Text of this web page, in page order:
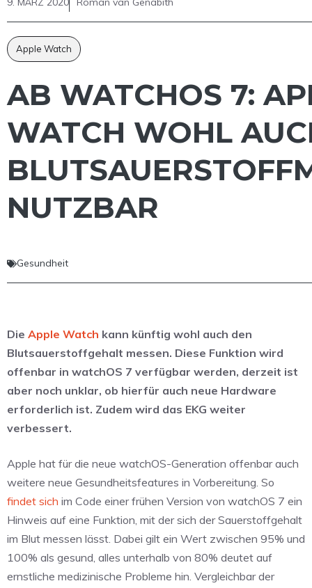
Apple Watch
AB WATCHOS 7:
WATCH WOHL
NUTZBAR
Gesundheit
Die Apple Watch kann künftig wohl auch den
Blutsauerstoffgehalt messen. Diese Funktion wird
offenbar in watchOS 7 verfügbar werden, derzeit ist
aber noch unklar, ob hierfür auch neue Hardware
erforderlich ist. Zudem wird das EKG weiter
verbessert.
Apple hat für die neue watchOS-Generation offenbar auch
weitere neue Gesundheitsfeatures in Vorbereitung. So
findet sich im Code einer frühen Version von watchOS 7 ein
Hinweis auf eine Funktion, mit der sich der Sauerstoffgehalt
im Blut messen lässt. Dabei gilt ein Wert zwischen 95% und
100% als gesund, alles unterhalb von 80% deutet auf
ernstliche medizinische Probleme hin. Vergleichbar der